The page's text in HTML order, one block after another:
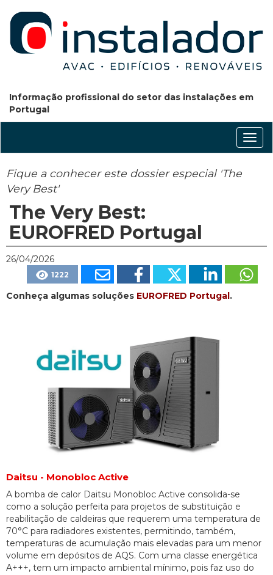
Informação profissional do setor das instalações em
Portugal
Fique a conhecer este dossier especial 'The
Very Best'
The Very Best:
EUROFRED Portugal
26/04/2026
1222
Conheça algumas soluções EUROFRED Portugal.
Daitsu - Monobloc Active
A bomba de calor Daitsu Monobloc Active consolida-se
como a solução perfeita para projetos de substituição e
reabilitação de caldeiras que requerem uma temperatura de
70°C para radiadores existentes, permitindo, também,
temperaturas de acumulação mais elevadas para um menor
volume em depósitos de AQS. Com uma classe energética
A+++, tem um impacto ambiental mínimo, pois faz uso do